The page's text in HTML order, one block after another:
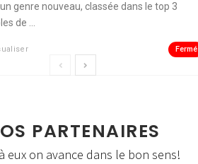
genre nouveau, classée dans le top 3
de ...
Fermé
PARTENAIRES
eux on avance dans le bon sens!